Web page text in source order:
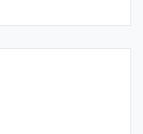
피해회복을 최대한으로